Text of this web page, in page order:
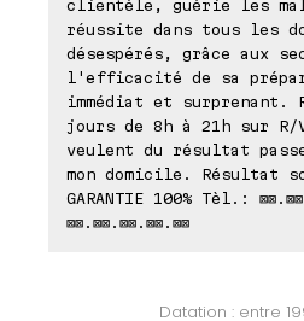
clientèle, guérie les
réussite dans tous les
désespérés, grâce aux
l'efficacité de sa
immédiat et surprenant.
jours de 8h à 21h sur R/
veulent du résultat
mon domicile. Résultat
GARANTIE 100% Tèl.:
⊠⊠.⊠⊠.⊠⊠.⊠⊠.⊠⊠
Datation : entre